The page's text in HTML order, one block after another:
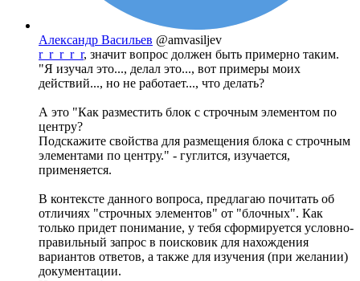
Александр Васильев @amvasiljev
r_r_r_r_r, значит вопрос должен быть примерно таким.
"Я изучал это..., делал это..., вот примеры моих
действий..., но не работает..., что делать?
А это "Как разместить блок с строчным элементом по
центру?
Подскажите свойства для размещения блока с строчным
элементами по центру." - гуглится, изучается,
применяется.
В контексте данного вопроса, предлагаю почитать об
отличиях "строчных элементов" от "блочных". Как
только придет понимание, у тебя сформируется условно-
правильный запрос в поисковик для нахождения
вариантов ответов, а также для изучения (при желании)
документации.